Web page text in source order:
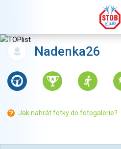
Nadenka26
Jak nahrát fotky do fotogalerie?